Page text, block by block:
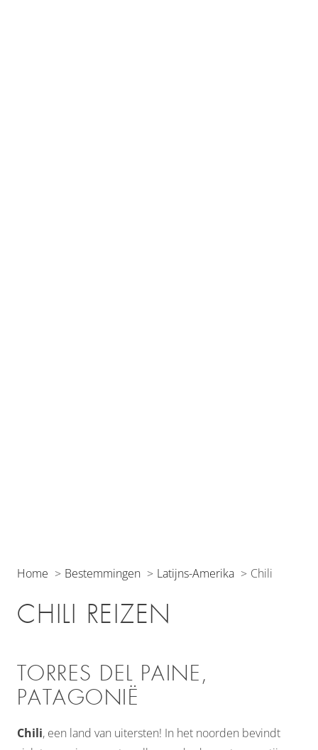
Home Bestemmingen Latijns-Amerika Chili
CHILI REIZEN
TORRES DEL PAINE,
PATAGONIË
Chili, een land van uitersten! In het noorden bevindt